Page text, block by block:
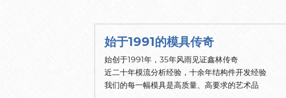
始于1991的模具传奇
始创于1991年，35年风雨见证鑫林传奇
近二十年模流分析经验，十余年结构件开发经验
我们的每一幅模具是高质量、高要求的艺术品